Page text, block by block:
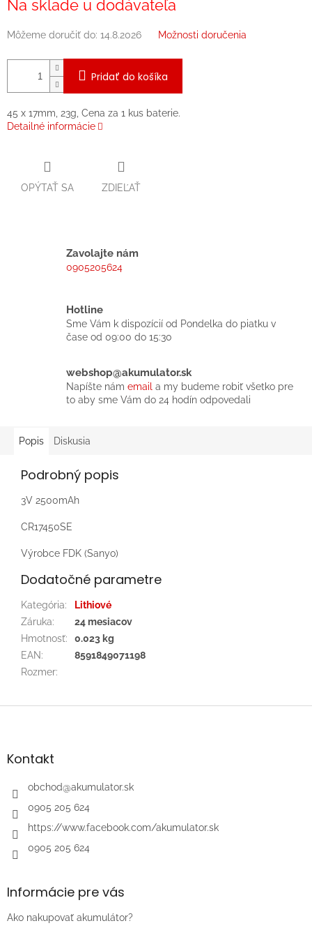
cena:
Na sklade u dodávateľa
Môžeme doručiť do: 14.8.2026 Možnosti doručenia
Pridať do košíka
45 x 17mm, 23g, Cena za 1 kus baterie.
Detailné informácie
OPÝTAŤ SA ZDIEĽAŤ
Zavolajte nám
0905205624
Hotline
Sme Vám k dispozícií od Pondelka do piatku v
čase od 09:00 do 15:30
webshop@akumulator.sk
Napíšte nám email a my budeme robiť všetko pre
to aby sme Vám do 24 hodín odpovedali
Popis Diskusia
Podrobný popis
3V 2500mAh
CR17450SE
Výrobce FDK (Sanyo)
Dodatočné parametre
Kategória:
Lithiové
Záruka:
24 mesiacov
Hmotnosť:
0.023 kg
EAN:
8591849071198
Rozmer:
Z
äKontakt
obchod@akumulator.sk
0905 205 624
https://www.facebook.com/akumulator.sk
0905 205 624
Informácie pre vás
Ako nakupovať akumulátor?